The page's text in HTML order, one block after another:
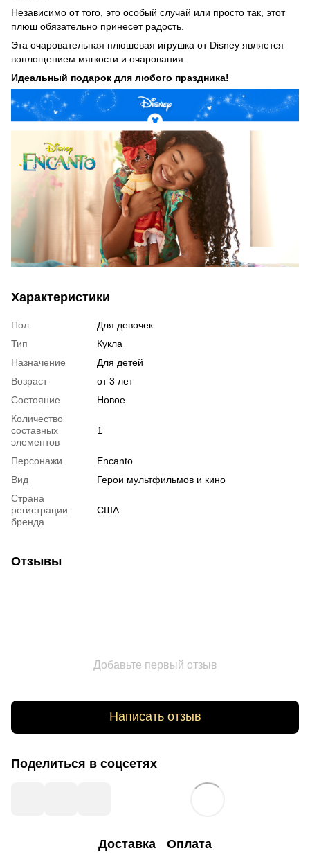
Независимо от того, это особый случай или просто так, этот
плюш обязательно принесет радость.
Эта очаровательная плюшевая игрушка от Disney является
воплощением мягкости и очарования.
Идеальный подарок для любого праздника!
Характеристики
Пол
Для девочек
Тип
Кукла
Назначение
Для детей
Возраст
от 3 лет
Состояние
Новое
Количество
составных
элементов
1
Персонажи
Encanto
Вид
Герои мультфильмов и кино
Страна
регистрации
бренда
США
Отзывы
Добавьте первый отзыв
Написать отзыв
Поделиться в соцсетях
Доставка Оплата